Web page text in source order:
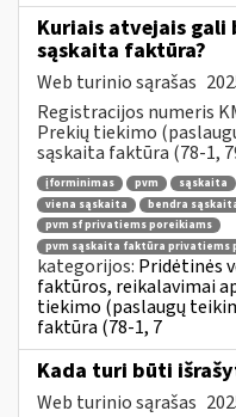
Kuriais atvejais gali
sąskaita faktūra?
Web turinio sąrašas
Registracijos numeris
Prekių tiekimo
sąskaita faktūra (78-1,
įforminimas pvm sąskaita
viena sąskaita
bendra
pvm sf privatiems poreikiams
pvm sąskaita faktūra privatiems
kategorijos: Pridėtinės
faktūros, reikalavimai
tiekimo (paslaugų
faktūra (78-1, 7
Kada turi būti
Web turinio sąrašas